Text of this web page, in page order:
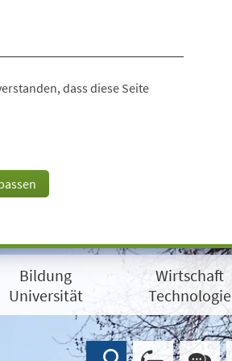
dass diese Seite
Bildung
Universität
Wirtschaft
Technologie